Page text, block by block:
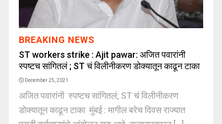
BREAKING NEWS
ST workers strike : Ajit pawar: अजित पवारांनी
स्पष्टच सांगितलं ; ST चं विलीनीकरण डोक्यातून काढून टाका
December 25, 2021
अजित पवारांनी स्पष्टच सांगितलं; ST चं विलीनीकरण
डोक्यातून काढून टाका मुंबई : मागील बरेच दिवस राज्यात